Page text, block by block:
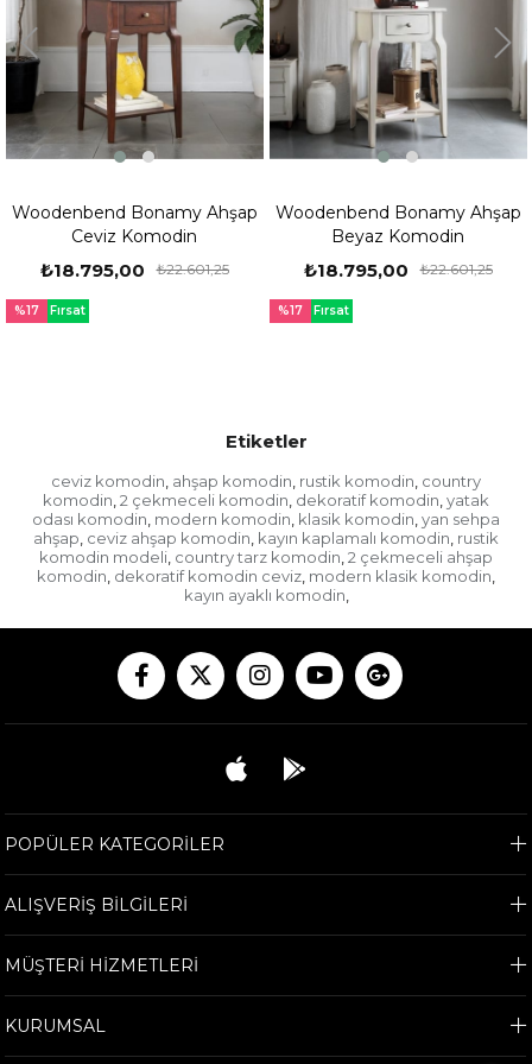
Woodenbend Bonamy Ahşap
Ceviz Komodin
₺18.795,00 ₺22.601,25
%17
Fırsat
Woodenbend Bonamy Ahşap
Beyaz Komodin
₺18.795,00 ₺22.601,25
%17
Fırsat
Etiketler
ceviz komodin ahşap komodin rustik komodin country
komodin 2 çekmeceli komodin dekoratif komodin yatak
odası komodin modern komodin klasik komodin yan sehpa
ahşap ceviz ahşap komodin kayın kaplamalı komodin rustik
komodin modeli country tarz komodin 2 çekmeceli ahşap
komodin dekoratif komodin ceviz modern klasik komodin
kayın ayaklı komodin
POPÜLER KATEGORİLER
ALIŞVERİŞ BİLGİLERİ
MÜŞTERİ HİZMETLERİ
KURUMSAL